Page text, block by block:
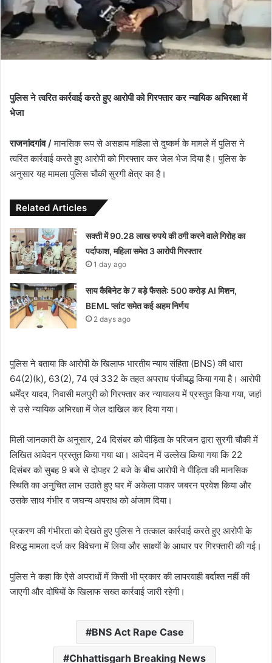
पुलिस ने त्वरित कार्रवाई करते हुए आरोपी को गिरफ्तार कर न्यायिक अभिरक्षा में
भेजा
राजनांदगांव /मानसिक रूप से असहाय महिला से दुष्कर्म के मामले में पुलिस ने
त्वरित कार्रवाई करते हुए आरोपी को गिरफ्तार कर जेल भेज दिया है। पुलिस के
अनुसार यह मामला पुलिस चौकी सुरगी क्षेत्र का है।
Related Articles
सक्ती में 90.28 लाख रुपये की ठगी करने वाले गिरोह का
पर्दाफाश, महिला समेत 3 आरोपी गिरफ्तार
1 day ago
साय कैबिनेट के 7 बड़े फैसले: 500 करोड़ AI मिशन,
BEML प्लांट समेत कई अहम निर्णय
2 days ago
पुलिस ने बताया कि आरोपी के खिलाफ भारतीय न्याय संहिता (BNS) की धारा
64(2)(k), 63(2), 74 एवं 332 के तहत अपराध पंजीबद्ध किया गया है। आरोपी
धर्मेंद्र यादव, निवासी मलपुरी को गिरफ्तार कर न्यायालय में प्रस्तुत किया गया, जहां
से उसे न्यायिक अभिरक्षा में जेल दाखिल कर दिया गया।
मिली जानकारी के अनुसार, 24 दिसंबर को पीड़िता के परिजन द्वारा सुरगी चौकी में
लिखित आवेदन प्रस्तुत किया गया था। आवेदन में उल्लेख किया गया कि 22
दिसंबर को सुबह 9 बजे से दोपहर 2 बजे के बीच आरोपी ने पीड़िता की मानसिक
स्थिति का अनुचित लाभ उठाते हुए घर में अकेला पाकर जबरन प्रवेश किया और
उसके साथ गंभीर व जघन्य अपराध को अंजाम दिया।
प्रकरण की गंभीरता को देखते हुए पुलिस ने तत्काल कार्रवाई करते हुए आरोपी के
विरुद्ध मामला दर्ज कर विवेचना में लिया और साक्ष्यों के आधार पर गिरफ्तारी की गई।
पुलिस ने कहा कि ऐसे अपराधों में किसी भी प्रकार की लापरवाही बर्दाश्त नहीं की
जाएगी और दोषियों के खिलाफ सख्त कार्रवाई जारी रहेगी।
BNS Act Rape Case
Chhattisgarh Breaking News